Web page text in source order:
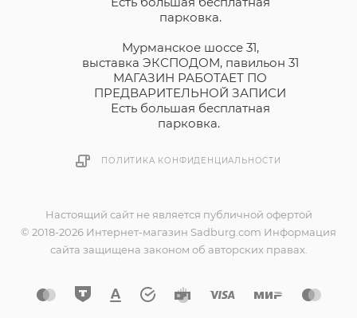
парковка.
Мурманское шоссе 31,
выставка ЭКСПОДОМ, павильон 31
МАГАЗИН РАБОТАЕТ ПО
ПРЕДВАРИТЕЛЬНОЙ ЗАПИСИ
Есть большая бесплатная
парковка.
ПОЛИТИКА КОНФИДЕНЦИАЛЬНОСТИ
Настоящий сайт не является публичной офертой
© 2018-2026 Интернет-магазин Sadburg.com Информация
сайта защищена законом об авторских правах.